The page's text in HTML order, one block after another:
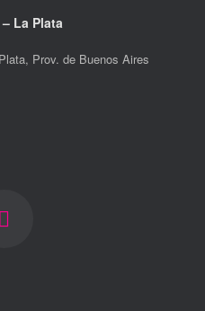
La Plata
Prov. de Buenos Aires